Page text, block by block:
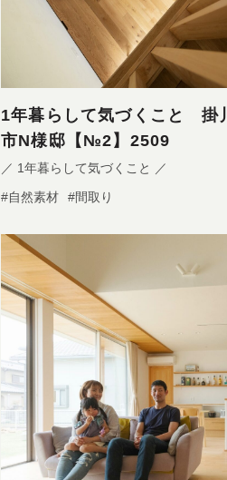
1年暮らして気づくこと 掛
市N様邸【№2】2509
／ 1年暮らして気づくこと ／
#自然素材
#間取り